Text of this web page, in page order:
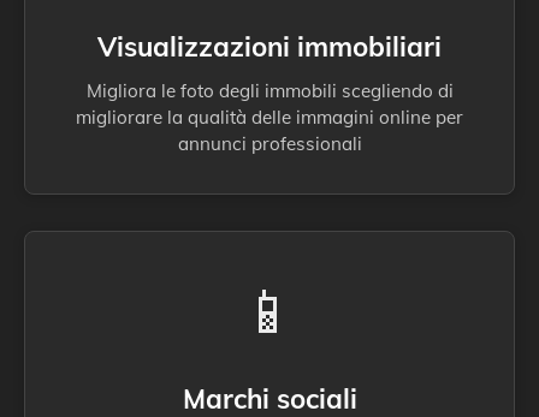
Visualizzazioni immobiliari
Migliora le foto degli immobili scegliendo di
migliorare la qualità delle immagini online per
annunci professionali
📱
Marchi sociali